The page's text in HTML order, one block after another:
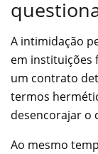
A intimidação
em instituições
um contrato
termos
desencorajar o
Ao mesmo